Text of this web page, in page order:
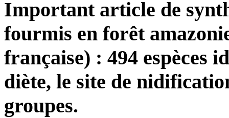
Important article de
fourmis en forêt
française) : 494 espèces
diète, le site de
groupes.